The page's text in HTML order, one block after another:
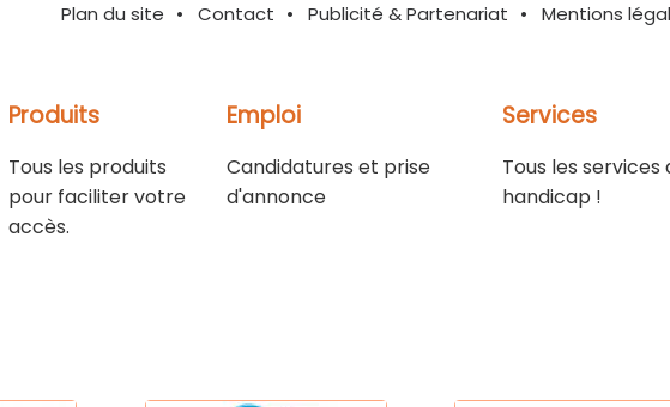
Plan du site Contact Publicité & Partenariat Mentions
Produits
Tous les produits
pour faciliter votre
accès.
Emploi
Candidatures et prise
d'annonce
Services
Tous les services
handicap !